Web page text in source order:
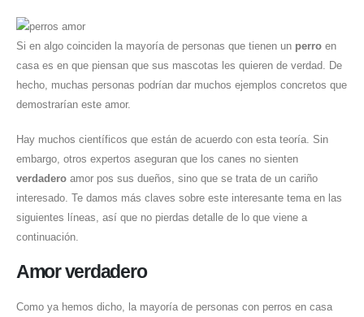
Si en algo coinciden la mayoría de personas que tienen un perro en
casa es en que piensan que sus mascotas les quieren de verdad. De
hecho, muchas personas podrían dar muchos ejemplos concretos que
demostrarían este amor.
Hay muchos científicos que están de acuerdo con esta teoría. Sin
embargo, otros expertos aseguran que los canes no sienten
verdadero amor pos sus dueños, sino que se trata de un cariño
interesado. Te damos más claves sobre este interesante tema en las
siguientes líneas, así que no pierdas detalle de lo que viene a
continuación.
Amor verdadero
Como ya hemos dicho, la mayoría de personas con perros en casa